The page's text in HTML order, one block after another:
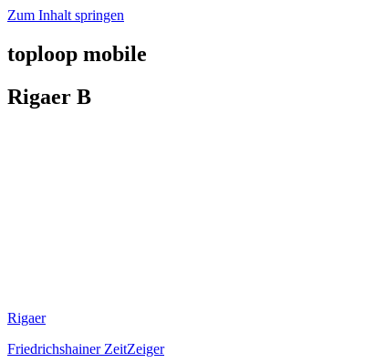
Zum Inhalt springen
toploop mobile
Rigaer B
Rigaer
Friedrichshainer ZeitZeiger